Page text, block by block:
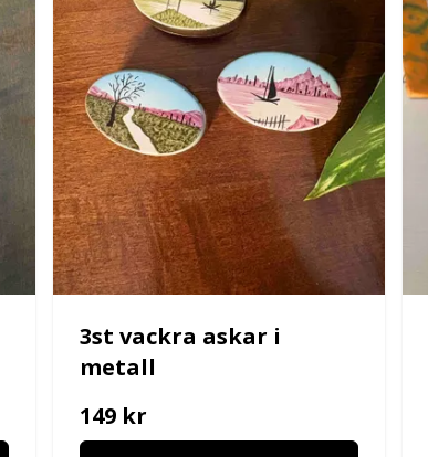
3st vackra askar i
metall
149 kr